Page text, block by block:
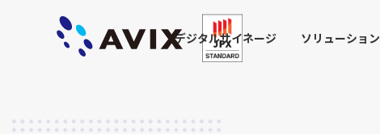
デジタルサイネージ ソリューション